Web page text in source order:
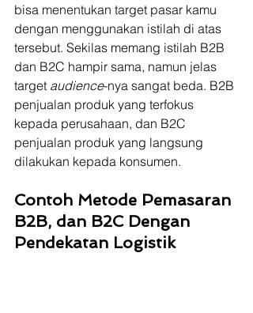
bisa menentukan target pasar kamu
dengan menggunakan istilah di atas
tersebut. Sekilas memang istilah B2B
dan B2C hampir sama, namun jelas
target audience-nya sangat beda. B2B
penjualan produk yang terfokus
kepada perusahaan, dan B2C
penjualan produk yang langsung
dilakukan kepada konsumen.
Contoh Metode Pemasaran
B2B, dan B2C Dengan
Pendekatan Logistik